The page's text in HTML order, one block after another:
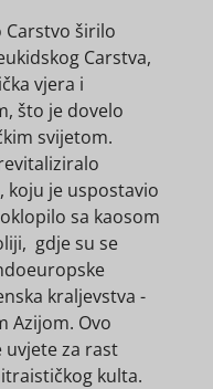
Carstvo širilo
Carstva,
vjera i
što je dovelo
svijetom.
je uspostavio
sa kaosom
gdje su se
kraljevstva -
Azijom. Ovo
za rast
kulta.